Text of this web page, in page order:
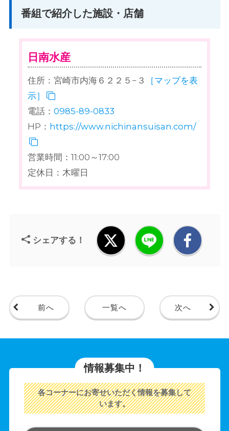
番組で紹介した施設・店舗
日南水産
住所：宮崎市内海６２２５−３
［マップを表
示］
電話：0985-89-0833
HP： https://www.nichinansuisan.com/
営業時間：11:00～17:00
定休日：木曜日
シェアする！
前へ 一覧へ 次へ
情報募集中！
各コーナーにお寄せいただく情報を募集して
います。